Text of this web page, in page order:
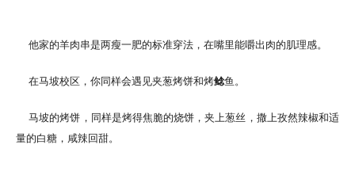
他家的羊肉串是两瘦一肥的标准穿法，在嘴里能嚼出肉的肌理感。
在马坡校区，你同样会遇见夹葱烤饼和烤鲶鱼。
马坡的烤饼，同样是烤得焦脆的烧饼，夹上葱丝，撒上孜然辣椒和适
量的白糖，咸辣回甜。